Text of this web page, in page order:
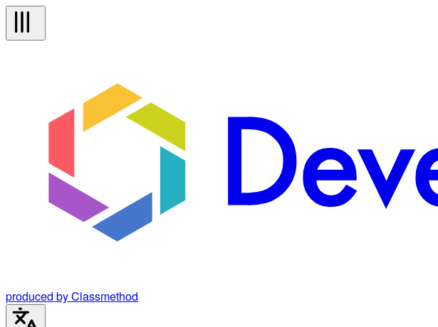
produced by Classmethod